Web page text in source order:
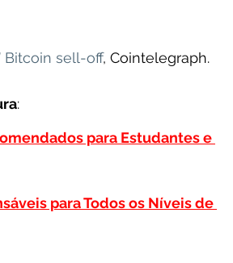
Bitcoin sell-off, Cointelegraph.
:
para Estudantes e
para Todos os Níveis de